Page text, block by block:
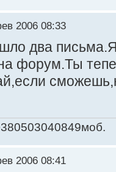
2006 08:33
два
форум.Ты
2006 08:41